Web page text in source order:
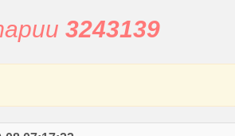
3243139